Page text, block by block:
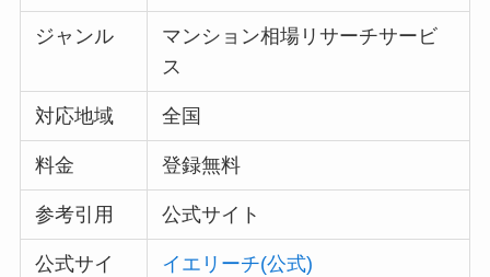
ジャンル
マンション相場リサーチサービ
ス
対応地域 全国
料金 登録無料
参考引用 公式サイト
公式サイ
イエリーチ(公式)